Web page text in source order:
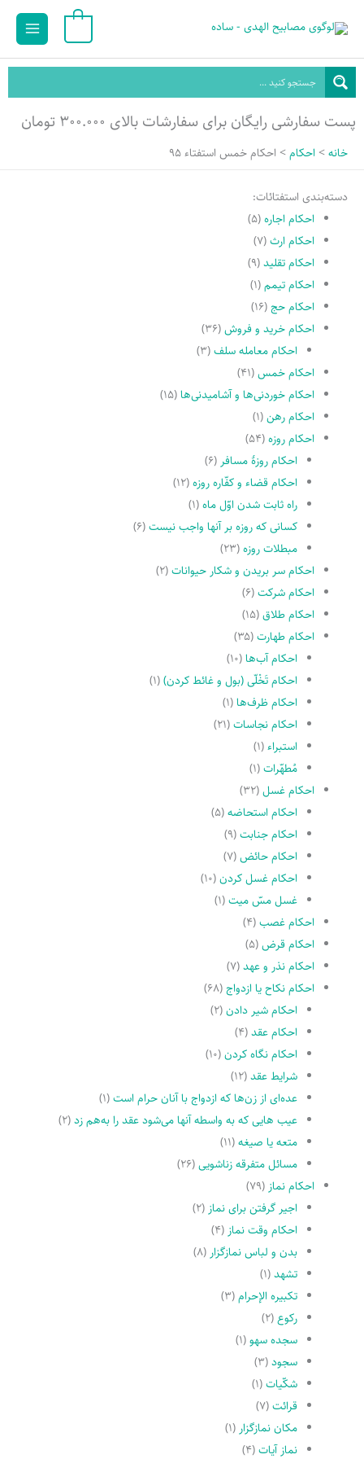
محتوا
Main
پست سفارشی رایگان برای سفارشات بالای ۳۰۰.۰۰۰ تومان
خانه احکام احکام خمس استفتاء 95
دسته‌بندی استفتائات:
احکام اجاره(۵)
احکام ارث(۷)
احکام تقلید(۹)
احکام تیمم(۱)
احکام حج(۱۶)
احکام خرید و فروش(۳۶)
احکام معامله سلف(۳)
احکام خمس(۴۱)
احکام خوردنی‌ها و آشامیدنی‌ها(۱۵)
احکام رهن(۱)
احکام روزه(۵۴)
احکام روزۀ مسافر (۶)
احکام قضاء و کفّاره روزه(۱۲)
راه ثابت شدن اوّل ماه(۱)
کسانى که روزه بر آنها واجب نیست(۶)
مبطلات روزه(۲۳)
احکام سر بریدن و شکار حیوانات(۲)
احکام شرکت(۶)
احکام طلاق(۱۵)
احکام طهارت(۳۵)
احکام آب‌ها(۱۰)
احکام تَخْلّى (بول و غائط کردن)(۱)
احکام ظرف‌ها(۱)
احکام نجاسات(۲۱)
استبراء(۱)
مُطهّرات(۱)
احکام غسل(۳۲)
احکام استحاضه(۵)
احکام جنابت(۹)
احکام حائض(۷)
احکام غسل کردن(۱۰)
غسل مسّ میت(۱)
احکام غصب(۴)
احکام قرض(۵)
احکام نذر و عهد(۷)
احکام نکاح یا ازدواج(۶۸)
احکام شیر دادن(۲)
احکام عقد(۴)
احکام نگاه کردن(۱۰)
شرایط عقد(۱۲)
عده‌اى از زن‌ها که ازدواج با آنان حرام است(۱)
عیب هایى که به واسطه آنها مى‌شود عقد را به‌هم زد(۲)
متعه یا صیغه(۱۱)
مسائل متفرقه زناشویى(۲۶)
احکام نماز (۷۹)
اجیر گرفتن براى نماز (۲)
احکام وقت نماز (۴)
بدن و لباس نمازگزار (۸)
تشهد(۱)
تکبیره الإحرام(۳)
رکوع(۲)
سجده سهو(۱)
سجود(۳)
شکّیات(۱)
قرائت(۷)
مکان نمازگزار (۱)
نماز آیات(۴)